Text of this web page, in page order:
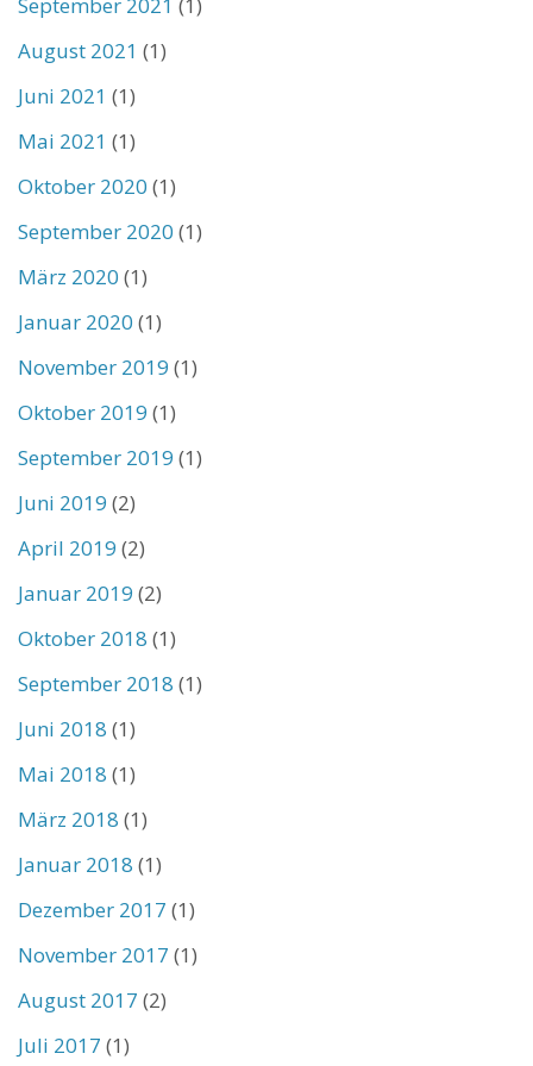
August 2021 (1)
Juni 2021 (1)
Mai 2021 (1)
Oktober 2020 (1)
September 2020 (1)
März 2020 (1)
Januar 2020 (1)
November 2019 (1)
Oktober 2019 (1)
September 2019 (1)
Juni 2019 (2)
April 2019 (2)
Januar 2019 (2)
Oktober 2018 (1)
September 2018 (1)
Juni 2018 (1)
Mai 2018 (1)
März 2018 (1)
Januar 2018 (1)
Dezember 2017 (1)
November 2017 (1)
August 2017 (2)
Juli 2017 (1)